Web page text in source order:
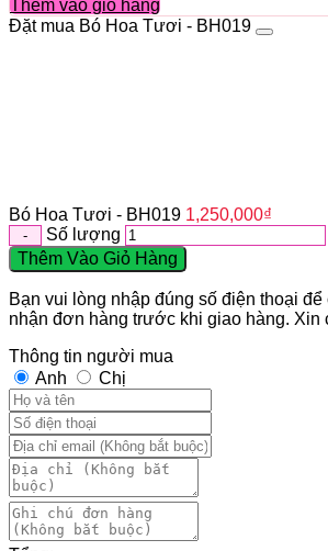
Thêm vào giỏ hàng
Đặt mua Bó Hoa Tươi - BH019
Bó Hoa Tươi - BH019 1,250,000₫
Số lượng
Thêm Vào Giỏ Hàng
Bạn vui lòng nhập đúng số điện thoại
nhận đơn hàng trước khi giao hàng. Xin
Thông tin người mua
Anh
Chị